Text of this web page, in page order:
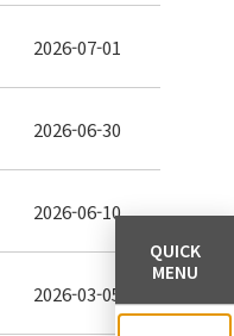
2026-07-01
2026-06-30
2026-06-10
2026-03-05
QUICK
MENU